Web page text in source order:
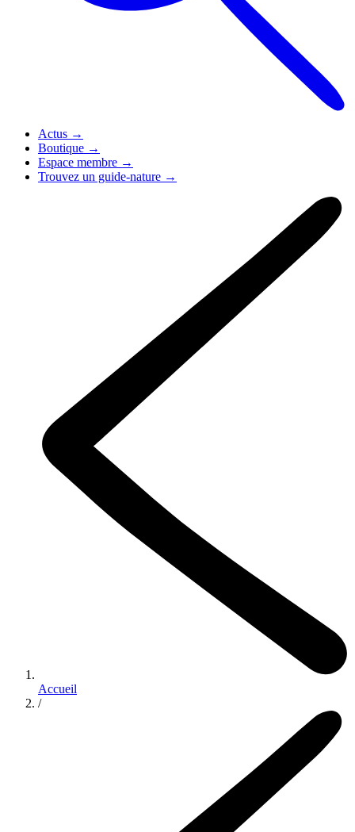
Actus →
Boutique →
Espace membre →
Trouvez un guide-nature →
Accueil
/